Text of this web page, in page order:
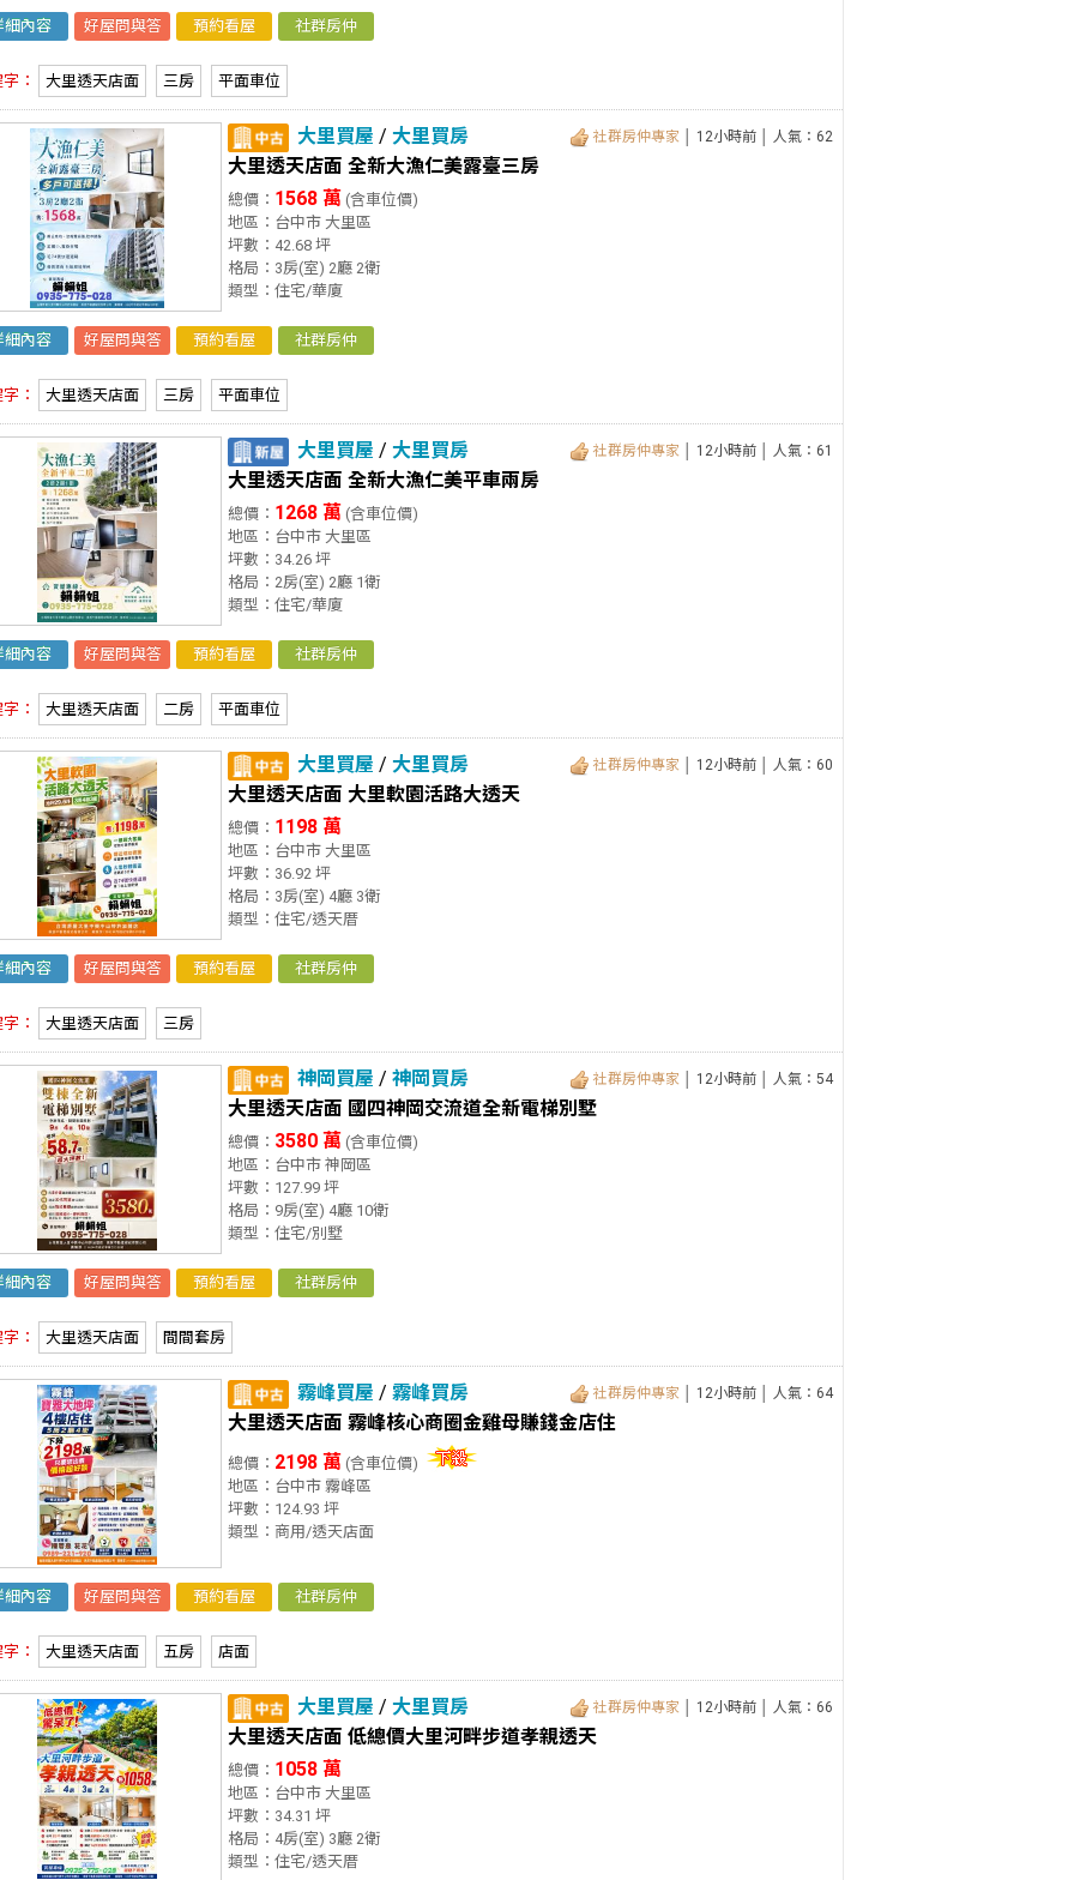
細內容 好屋問與答 預約看屋 社群房仲
： 大里透天店面 三房 平面車位
大里買屋 / 大里買房 社群房仲專家 │ 12小時前 │ 人氣：62
大里透天店面 全新大漁仁美露臺三房
總價： 1568 萬 (含車位價)
地區：台中市 大里區
坪數：42.68 坪
格局：3房(室) 2廳 2衛
類型：住宅/華廈
細內容 好屋問與答 預約看屋 社群房仲
： 大里透天店面 三房 平面車位
大里買屋 / 大里買房 社群房仲專家 │ 12小時前 │ 人氣：61
大里透天店面 全新大漁仁美平車兩房
總價： 1268 萬 (含車位價)
地區：台中市 大里區
坪數：34.26 坪
格局：2房(室) 2廳 1衛
類型：住宅/華廈
細內容 好屋問與答 預約看屋 社群房仲
： 大里透天店面 二房 平面車位
大里買屋 / 大里買房 社群房仲專家 │ 12小時前 │ 人氣：60
大里透天店面 大里軟園活路大透天
總價： 1198 萬
地區：台中市 大里區
坪數：36.92 坪
格局：3房(室) 4廳 3衛
類型：住宅/透天厝
細內容 好屋問與答 預約看屋 社群房仲
： 大里透天店面 三房
神岡買屋 / 神岡買房 社群房仲專家 │ 12小時前 │ 人氣：54
大里透天店面 國四神岡交流道全新電梯別墅
總價： 3580 萬 (含車位價)
地區：台中市 神岡區
坪數：127.99 坪
格局：9房(室) 4廳 10衛
類型：住宅/別墅
細內容 好屋問與答 預約看屋 社群房仲
： 大里透天店面 間間套房
霧峰買屋 / 霧峰買房 社群房仲專家 │ 12小時前 │ 人氣：64
大里透天店面 霧峰核心商圈金雞母賺錢金店住
總價： 2198 萬 (含車位價)
地區：台中市 霧峰區
坪數：124.93 坪
類型：商用/透天店面
細內容 好屋問與答 預約看屋 社群房仲
： 大里透天店面 五房 店面
大里買屋 / 大里買房 社群房仲專家 │ 12小時前 │ 人氣：66
大里透天店面 低總價大里河畔步道孝親透天
總價： 1058 萬
地區：台中市 大里區
坪數：34.31 坪
格局：4房(室) 3廳 2衛
類型：住宅/透天厝